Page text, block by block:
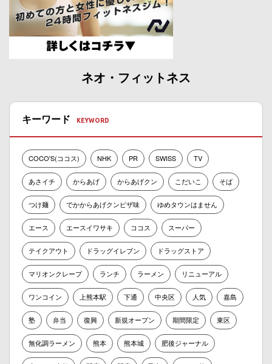
ネオ・フィットネス
キーワード
COCO'S(ココス) NHK PR SWISS TV
あさイチ からあげ からあげクン こだいこ そば
つけ麺 でかからあげクンピザ味 ゆめタウンはません
エース エースイワサキ ココス スーパー
テイクアウト ドラッグイレブン ドラッグストア
マリオンクレープ ランチ ラーメン リニューアル
ワンコイン 上熊本駅 下通 中央区 人気 嘉島
塾 弁当 復興 新規オープン 期間限定 東区
無化調ラーメン 熊本 熊本城 肥後ジャーナル